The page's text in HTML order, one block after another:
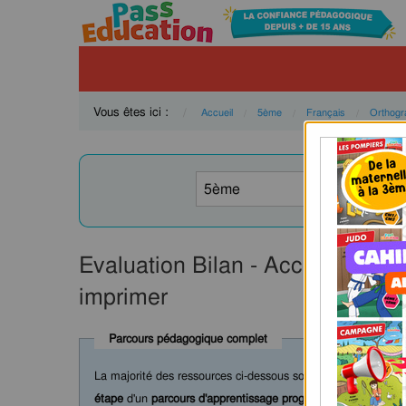
Vous êtes ici : Accueil 5ème Français
Evaluation Bilan - Accord du
imprimer
Parcours pédagogique complet
La majorité des ressources ci-dessous sont intégrées dans
étape d'un parcours d'apprentissage progressif
comprenant